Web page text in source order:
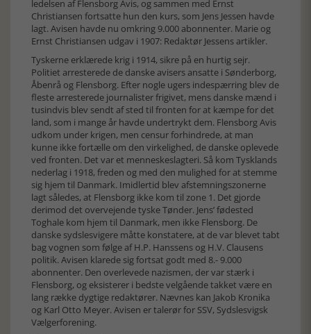
ledelsen af Flensborg Avis, og sammen med Ernst
Christiansen fortsatte hun den kurs, som Jens Jessen havde
lagt. Avisen havde nu omkring 9.000 abonnenter. Marie og
Ernst Christiansen udgav i 1907: Redaktør Jessens artikler.
Tyskerne erklærede krig i 1914, sikre på en hurtig sejr.
Politiet arresterede de danske avisers ansatte i Sønderborg,
Åbenrå og Flensborg. Efter nogle ugers indespærring blev de
fleste arresterede journalister frigivet, mens danske mænd i
tusindvis blev sendt af sted til fronten for at kæmpe for det
land, som i mange år havde undertrykt dem. Flensborg Avis
udkom under krigen, men censur forhindrede, at man
kunne ikke fortælle om den virkelighed, de danske oplevede
ved fronten. Det var et menneskeslagteri. Så kom Tysklands
nederlag i 1918, freden og med den mulighed for at stemme
sig hjem til Danmark. Imidlertid blev afstemningszonerne
lagt således, at Flensborg ikke kom til zone 1. Det gjorde
derimod det overvejende tyske Tønder. Jens’ fødested
Toghale kom hjem til Danmark, men ikke Flensborg. De
danske sydslesvigere måtte konstatere, at de var blevet tabt
bag vognen som følge af H.P. Hanssens og H.V. Clausens
politik. Avisen klarede sig fortsat godt med 8.- 9.000
abonnenter. Den overlevede nazismen, der var stærk i
Flensborg, og eksisterer i bedste velgående takket være en
lang række dygtige redaktører. Nævnes kan Jakob Kronika
og Karl Otto Meyer. Avisen er talerør for SSV, Sydslesvigsk
Vælgerforening.